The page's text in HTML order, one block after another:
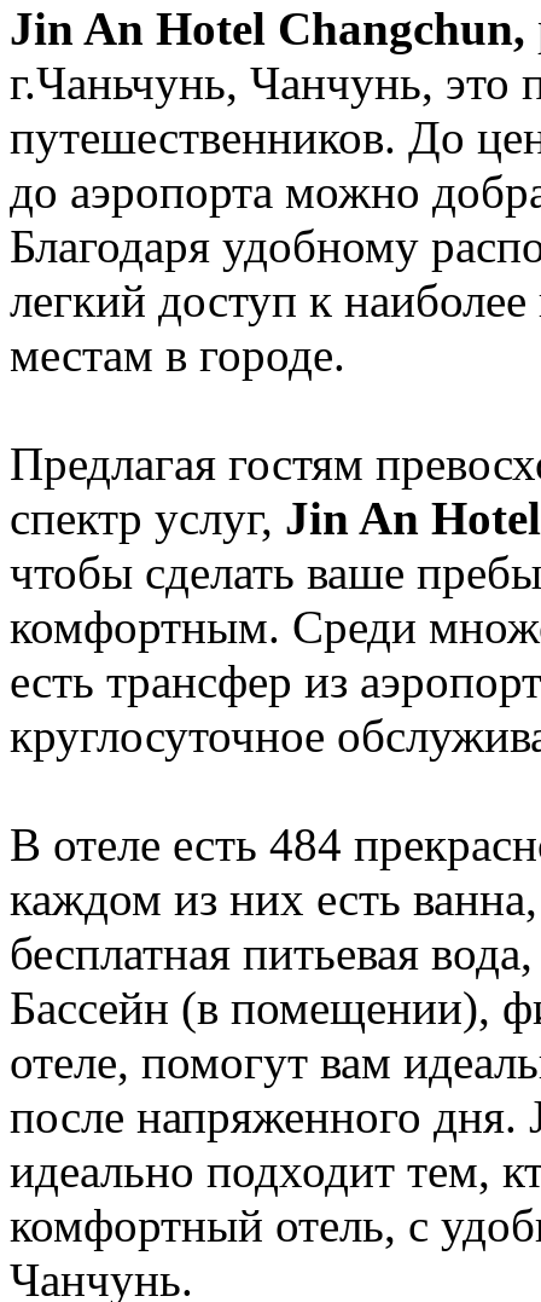
Jin An Hotel Changchun,
г.Чаньчунь, Чанчунь,
путешественников. До
до аэропорта можно
Благодаря удобному
легкий доступ к
местам в городе.
Предлагая гостям
спектр услуг, Jin An
чтобы сделать ваше
комфортным. Среди
есть трансфер из
круглосуточное
В отеле есть 484
каждом из них есть
бесплатная питьевая
Бассейн (в помещении),
отеле, помогут вам
после напряженного
идеально подходит тем,
комфортный отель, с
Чанчунь.